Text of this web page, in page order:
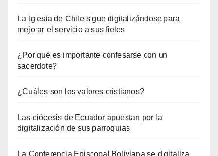
La Iglesia de Chile sigue digitalizándose para
mejorar el servicio a sus fieles
¿Por qué es importante confesarse con un
sacerdote?
¿Cuáles son los valores cristianos?
Las diócesis de Ecuador apuestan por la
digitalización de sus parroquias
La Conferencia Episcopal Boliviana se digitaliza